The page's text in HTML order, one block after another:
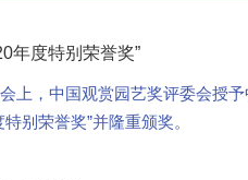
年度特别荣誉奖”
上，中国观赏园艺奖评委会授
别荣誉奖”并隆重颁奖。